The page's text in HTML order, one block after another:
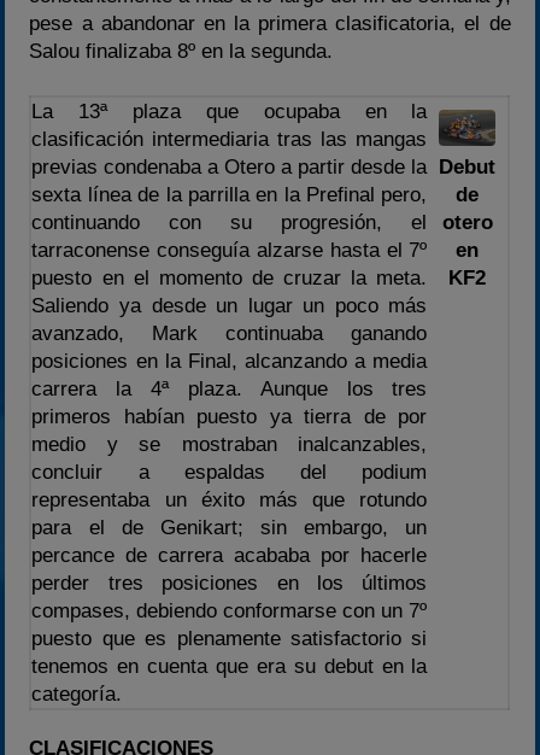
pese a abandonar en la primera clasificatoria, el de
Salou finalizaba 8º en la segunda.
La 13ª plaza que ocupaba en la
clasificación intermediaria tras las mangas
previas condenaba a Otero a partir desde la
sexta línea de la parrilla en la Prefinal pero,
continuando con su progresión, el
tarraconense conseguía alzarse hasta el 7º
puesto en el momento de cruzar la meta.
Saliendo ya desde un lugar un poco más
avanzado, Mark continuaba ganando
posiciones en la Final, alcanzando a media
carrera la 4ª plaza. Aunque los tres
primeros habían puesto ya tierra de por
medio y se mostraban inalcanzables,
concluir a espaldas del podium
representaba un éxito más que rotundo
para el de Genikart; sin embargo, un
percance de carrera acababa por hacerle
perder tres posiciones en los últimos
compases, debiendo conformarse con un 7º
puesto que es plenamente satisfactorio si
tenemos en cuenta que era su debut en la
categoría.
Debut
de
otero
en
KF2
CLASIFICACIONES